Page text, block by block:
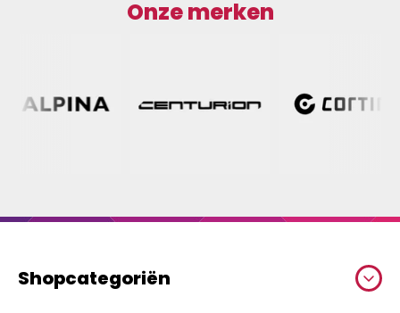
Onze merken
Shopcategoriën